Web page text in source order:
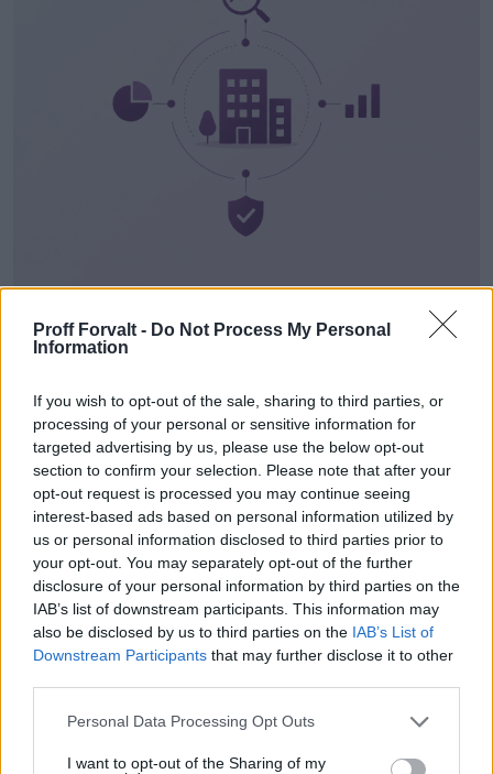
Proff Forvalt - Do Not Process My Personal
Information
If you wish to opt-out of the sale, sharing to third parties, or
processing of your personal or sensitive information for
targeted advertising by us, please use the below opt-out
section to confirm your selection. Please note that after your
opt-out request is processed you may continue seeing
interest-based ads based on personal information utilized by
us or personal information disclosed to third parties prior to
your opt-out. You may separately opt-out of the further
disclosure of your personal information by third parties on the
IAB’s list of downstream participants. This information may
also be disclosed by us to third parties on the IAB’s List of
Downstream Participants that may further disclose it to other
Please note that this website/app uses one or more Google
not limited to your visit or usage behaviour. You may click to
Personal Data Processing Opt Outs
I want to opt-out of the Sharing of my
Med Proff Forvalt får du:
Kredittsjekk av selskaper
Betalingsanmerkninger og panteheftelser
AI-baserte analyser og risikovurderinger
Varslinger på viktige endringer
Leadsgenerering med bedriftsdata